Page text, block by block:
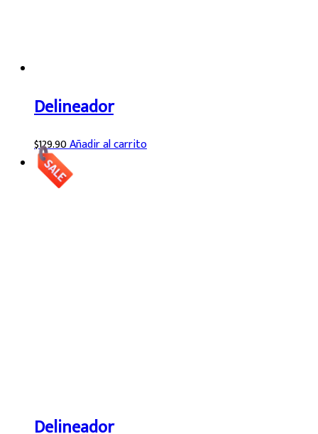
Delineador
$129.90Añadir al carrito
Delineador